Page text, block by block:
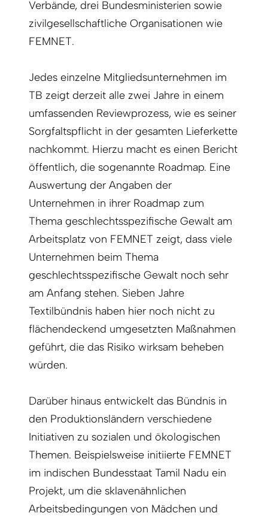
Verbände, drei Bundesministerien sowie
zivilgesellschaftliche Organisationen wie
FEMNET.
Jedes einzelne Mitgliedsunternehmen im
TB zeigt derzeit alle zwei Jahre in einem
umfassenden Reviewprozess, wie es seiner
Sorgfaltspflicht in der gesamten Lieferkette
nachkommt. Hierzu macht es einen Bericht
öffentlich, die sogenannte Roadmap. Eine
Auswertung der Angaben der
Unternehmen in ihrer Roadmap zum
Thema geschlechtsspezifische Gewalt am
Arbeitsplatz von FEMNET zeigt, dass viele
Unternehmen beim Thema
geschlechtsspezifische Gewalt noch sehr
am Anfang stehen. Sieben Jahre
Textilbündnis haben hier noch nicht zu
flächendeckend umgesetzten Maßnahmen
geführt, die das Risiko wirksam beheben
würden.
Darüber hinaus entwickelt das Bündnis in
den Produktionsländern verschiedene
Initiativen zu sozialen und ökologischen
Themen. Beispielsweise initiierte FEMNET
im indischen Bundesstaat Tamil Nadu ein
Projekt, um die sklavenähnlichen
Arbeitsbedingungen von Mädchen und